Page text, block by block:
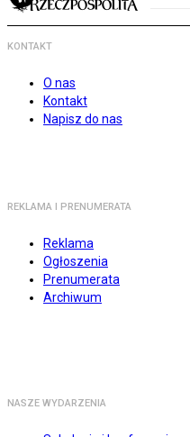
KONTAKT
O nas
Kontakt
Napisz do nas
REKLAMA I PRENUMERATA
Reklama
Ogłoszenia
Prenumerata
Archiwum
NASZE WYDARZENIA